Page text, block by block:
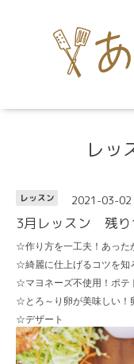
レッ
レッスン 2021-03-
3月レッスン 残り
☆作り方を一工夫！あった
☆綺麗に仕上げるコツを知
☆マヨネーズ不使用！ポテ
☆とろ～り卵が美味しい！
☆デザート